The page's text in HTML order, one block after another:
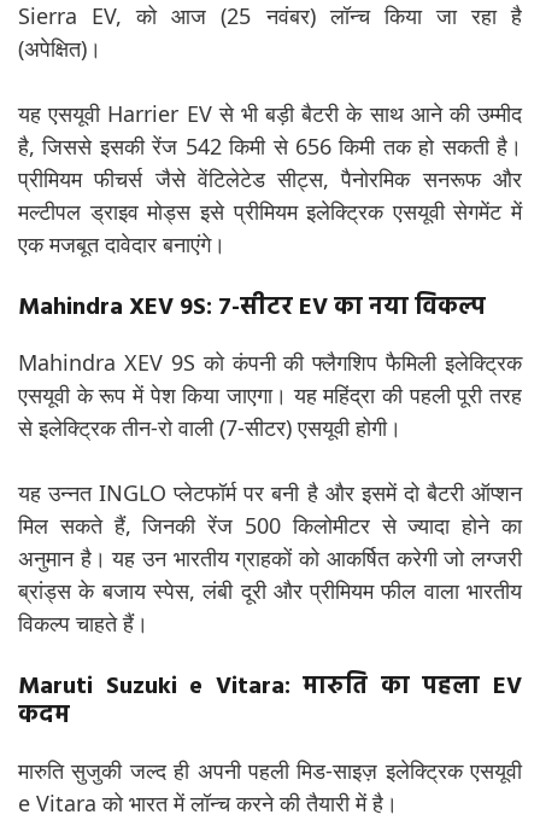
Sierra EV, को आज (25 नवंबर) लॉन्च किया जा रहा है
(अपेक्षित)।
यह एसयूवी Harrier EV से भी बड़ी बैटरी के साथ आने की उम्मीद
है, जिससे इसकी रेंज 542 किमी से 656 किमी तक हो सकती है।
प्रीमियम फीचर्स जैसे वेंटिलेटेड सीट्स, पैनोरमिक सनरूफ और
मल्टीपल ड्राइव मोड्स इसे प्रीमियम इलेक्ट्रिक एसयूवी सेगमेंट में
एक मजबूत दावेदार बनाएंगे।
Mahindra XEV 9S: 7-सीटर EV का नया विकल्प
Mahindra XEV 9S को कंपनी की फ्लैगशिप फैमिली इलेक्ट्रिक
एसयूवी के रूप में पेश किया जाएगा। यह महिंद्रा की पहली पूरी तरह
से इलेक्ट्रिक तीन-रो वाली (7-सीटर) एसयूवी होगी।
यह उन्नत INGLO प्लेटफॉर्म पर बनी है और इसमें दो बैटरी ऑप्शन
मिल सकते हैं, जिनकी रेंज 500 किलोमीटर से ज्यादा होने का
अनुमान है। यह उन भारतीय ग्राहकों को आकर्षित करेगी जो लग्जरी
ब्रांड्स के बजाय स्पेस, लंबी दूरी और प्रीमियम फील वाला भारतीय
विकल्प चाहते हैं।
Maruti Suzuki e Vitara: मारुति का पहला EV
कदम
मारुति सुजुकी जल्द ही अपनी पहली मिड-साइज़ इलेक्ट्रिक एसयूवी
e Vitara को भारत में लॉन्च करने की तैयारी में है।